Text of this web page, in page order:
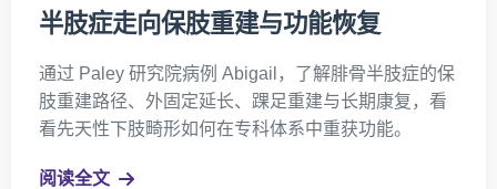
半肢症走向保肢重建与功能恢复
通过 Paley 研究院病例 Abigail，了解腓骨半肢症的保
肢重建路径、外固定延长、踝足重建与长期康复，看
看先天性下肢畸形如何在专科体系中重获功能。
阅读全文